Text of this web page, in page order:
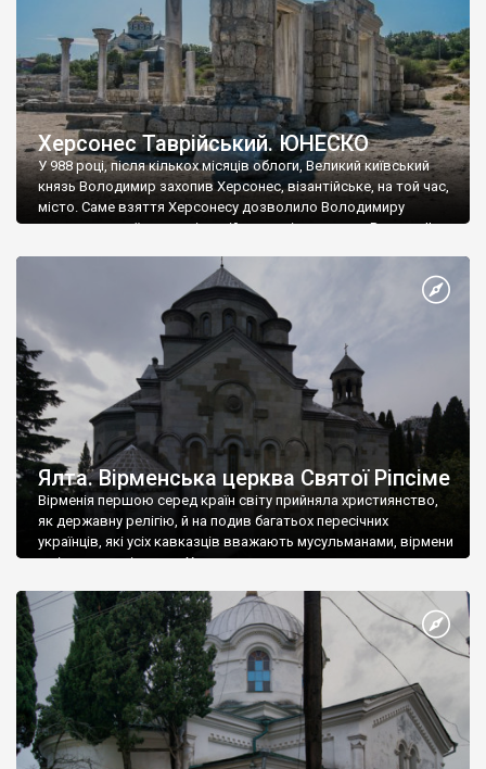
Херсонес Таврійський. ЮНЕСКО
У 988 році, після кількох місяців облоги, Великий київський
князь Володимир захопив Херсонес, візантійське, на той час,
місто. Саме взяття Херсонесу дозволило Володимиру
диктувати свої умови візантійському імператору Василю ІІ, та
Херсонесі Володимир-язичник, став Василем-християнином.
А потім було Хрещення Русі. На честь Херсонесу Таврійського
Ялта. Вірменська церква Святої Ріпсіме
Вірменія першою серед країн світу прийняла християнство,
як державну релігію, й на подив багатьох пересічних
українців, які усіх кавказців вважають мусульманами, вірмени
є відданими вірянами Христа